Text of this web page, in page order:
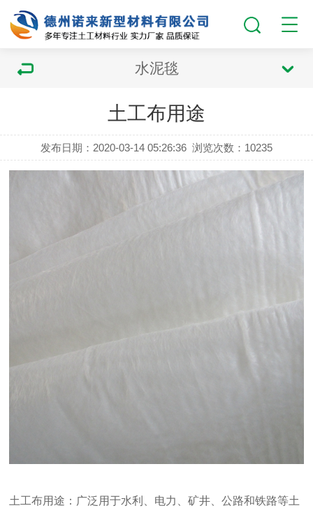
水泥毯
土工布用途
发布日期：2020-03-14 05:26:36 浏览次数： 10235
土工布用途： 广泛用于水利、电力、矿井、公路和铁路等土